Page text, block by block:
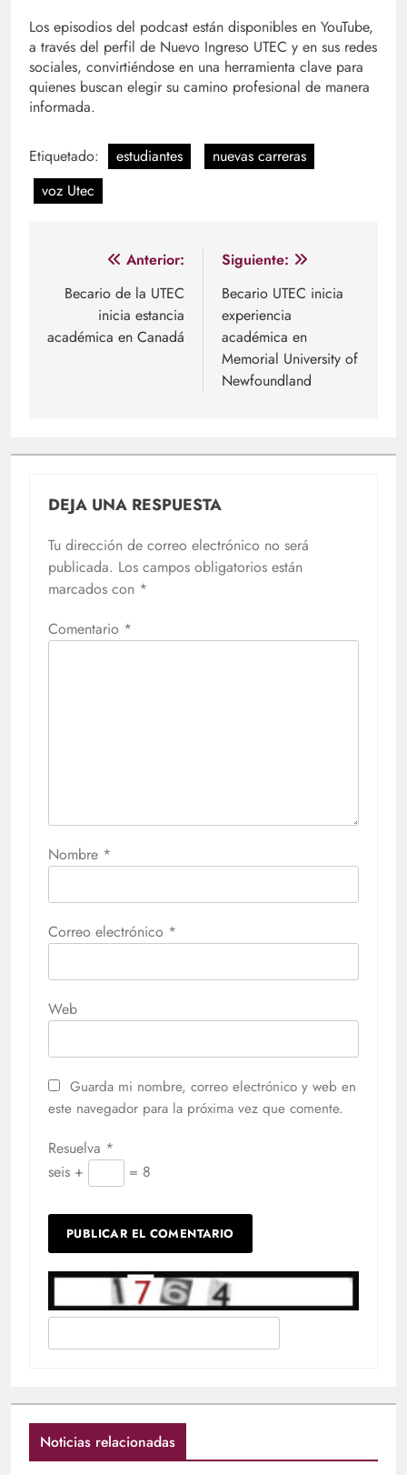
Los episodios del podcast están disponibles en YouTube,
a través del perfil de Nuevo Ingreso UTEC y en sus redes
sociales, convirtiéndose en una herramienta clave para
quienes buscan elegir su camino profesional de manera
informada.
Etiquetado: estudiantes
nuevas carreras
voz Utec
Navegación
de
entradas
Anterior:
Becario de la UTEC
inicia estancia
académica en Canadá
Siguiente:
Becario UTEC inicia
experiencia
académica en
Memorial University of
Newfoundland
DEJA UNA RESPUESTA
Tu dirección de correo electrónico no será
publicada. Los campos obligatorios están
marcados con *
Comentario *
Nombre *
Correo electrónico *
Web
Guarda mi nombre, correo electrónico y web en
este navegador para la próxima vez que comente.
Resuelva *
seis +
= 8
Noticias relacionadas